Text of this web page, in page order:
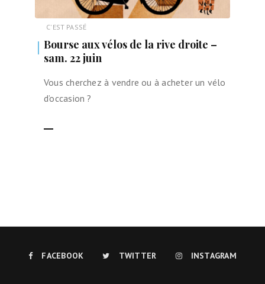
C'EST PASSÉ
Bourse aux vélos de la rive droite –
sam. 22 juin
Vous cherchez à vendre ou à acheter un vélo
d’occasion ?
FACEBOOK TWITTER INSTAGRAM